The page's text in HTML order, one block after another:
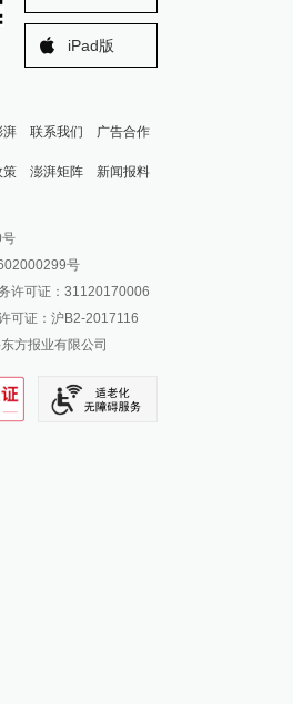
iPad版
湃 联系我们 广告合作
策 澎湃矩阵
闻公众号
闻抖音号
万物开放平台
TONE
新闻报料
号
许可证：31120170006
可证：沪B2-2017116
方报业有限公司